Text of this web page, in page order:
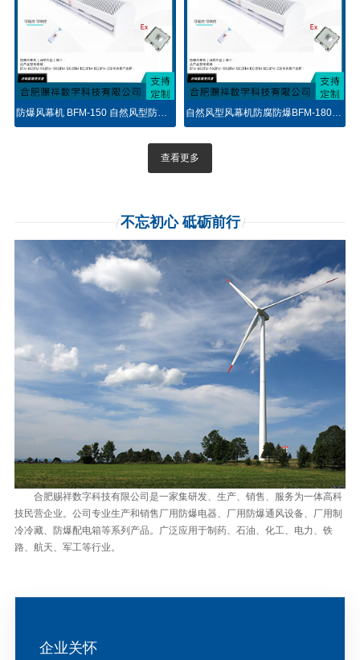
防爆风幕机 BFM-150 自然风型防腐防爆风幕机 空气墙 自然风型风幕机防腐防爆BFM-180-贯流式
查看更多
不忘初心 砥砺前行
合肥赐祥数字科技有限公司是一家集研发、生产、销售、服务为一体高科
技民营企业。公司专业生产和销售厂用防爆电器、厂用防爆通风设备、厂用制
冷冷藏、防爆配电箱等系列产品。广泛应用于制药、石油、化工、电力、铁
路、航天、军工等行业。
企业关怀